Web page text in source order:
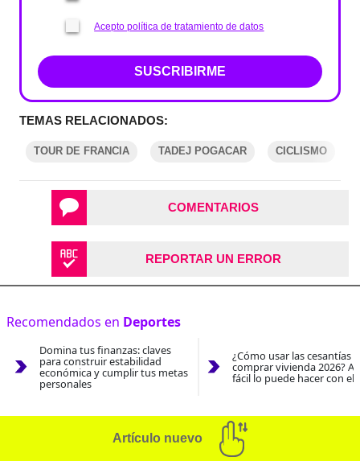
Acepto política de tratamiento de datos
SUSCRIBIRME
TEMAS RELACIONADOS:
TOUR DE FRANCIA TADEJ POGACAR CICLISMO
COMENTARIOS
REPORTAR UN ERROR
Recomendados en Deportes
Domina tus finanzas: claves
para construir estabilidad
económica y cumplir tus metas
personales
¿Cómo usar las cesantías
comprar vivienda 2026?
fácil lo puede hacer con el
Artículo nuevo